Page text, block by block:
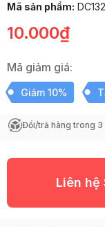
Mã sản phẩm:
10.000₫
Mã giảm giá:
Giảm 10%
Đổi/trả hàng trong 3
Liên hệ